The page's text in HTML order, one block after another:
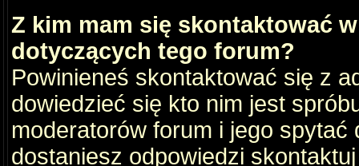
Z kim mam się skontaktować
dotyczących tego forum?
Powinieneś skontaktować się z
dowiedzieć się kto nim jest
moderatorów forum i jego
dostaniesz odpowiedzi